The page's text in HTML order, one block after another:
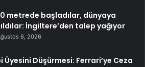
metrede başladılar, dünyaya
İngiltere’den talep yağıyor
6, 2026
Üyesini Düşürmesi: Ferrari’ye Ceza